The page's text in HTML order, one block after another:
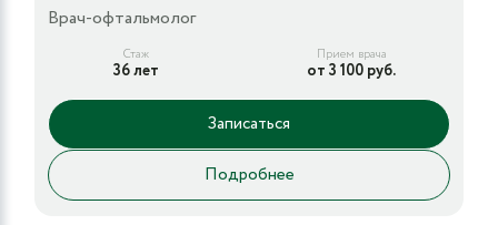
Врач-офтальмолог
Стаж
36 лет
Прием врача
от 3 100 руб.
Записаться
Подробнее